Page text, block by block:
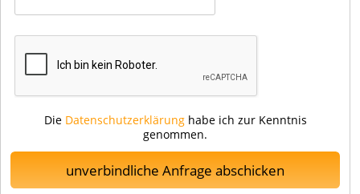
Die Datenschutzerklärunghabe ich zur Kenntnis
genommen.
unverbindliche Anfrage abschicken